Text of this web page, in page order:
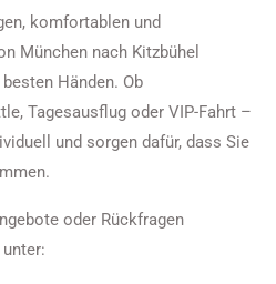
komfortablen und
München nach Kitzbühel
Händen. Ob
Tagesausflug oder VIP-Fahrt –
und sorgen dafür, dass Sie
oder Rückfragen